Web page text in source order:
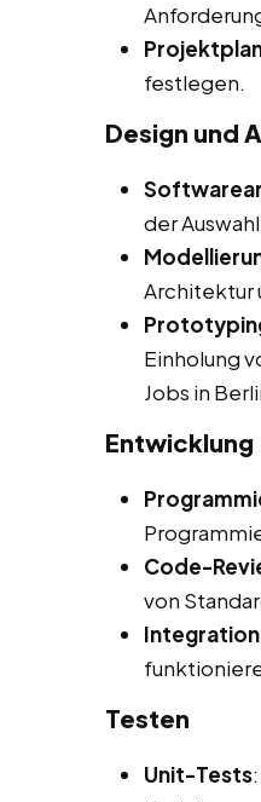
festlegen.
Design und
der
Architektur
Einholung
Jobs in
Entwicklung
Code-
von
Integration
Testen
Unit-Tests